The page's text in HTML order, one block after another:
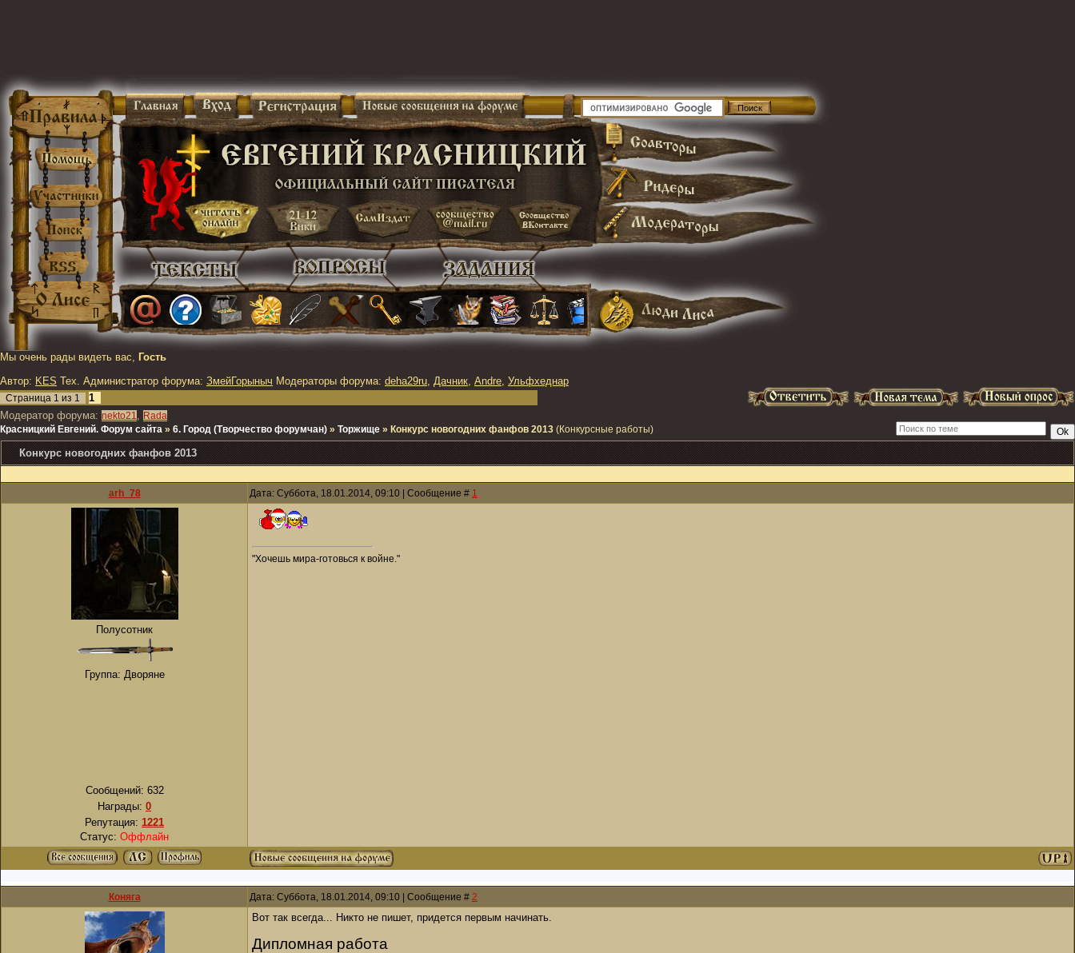
Мы очень рады видеть вас, Гость
Автор: KES Тех. Администратор форума: ЗмейГорыныч Модераторы форума: deha29ru, Дачник, Andre, Ульфхеднар
Страница 1 из 1
1
Модератор форума: nekto21, Rada
Красницкий Евгений. Форум сайта » 6. Город (Творчество форумчан) » Торжище » Конкурс новогодних фанфов 2013 (Конкурсные работы)
Конкурс новогодних фанфов 2013
arh_78 Дата: Суббота, 18.01.2014, 09:10 | Сообщение # 1
Полусотник
Группа: Дворяне
Сообщений: 632
Награды: 0
Репутация: 1221
Статус: Оффлайн
"Хочешь мира-готовься к войне."
Коняга Дата: Суббота, 18.01.2014, 09:10 | Сообщение # 2
Вот так всегда... Никто не пишет, придется первым начинать.
Дипломная работа